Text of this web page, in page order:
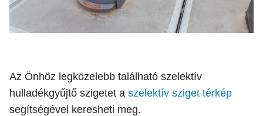
Az Önhöz legközelebb található szelektív
hulladékgyűjtő szigetet a szelektív sziget térkép
segítségével keresheti meg.